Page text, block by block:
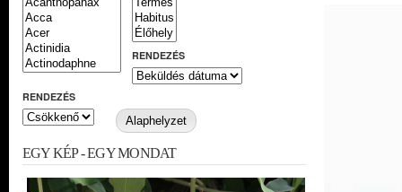
RENDEZÉS
RENDEZÉS
EGY KÉP - EGY MONDAT